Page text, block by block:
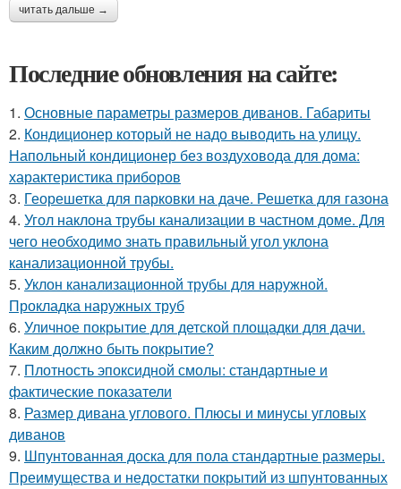
читать дальше →
Последние обновления на сайте:
1. Основные параметры размеров диванов. Габариты
2. Кондиционер который не надо выводить на улицу.
Напольный кондиционер без воздуховода для дома:
характеристика приборов
3. Георешетка для парковки на даче. Решетка для газона
4. Угол наклона трубы канализации в частном доме. Для
чего необходимо знать правильный угол уклона
канализационной трубы.
5. Уклон канализационной трубы для наружной.
Прокладка наружных труб
6. Уличное покрытие для детской площадки для дачи.
Каким должно быть покрытие?
7. Плотность эпоксидной смолы: стандартные и
фактические показатели
8. Размер дивана углового. Плюсы и минусы угловых
диванов
9. Шпунтованная доска для пола стандартные размеры.
Преимущества и недостатки покрытий из шпунтованных